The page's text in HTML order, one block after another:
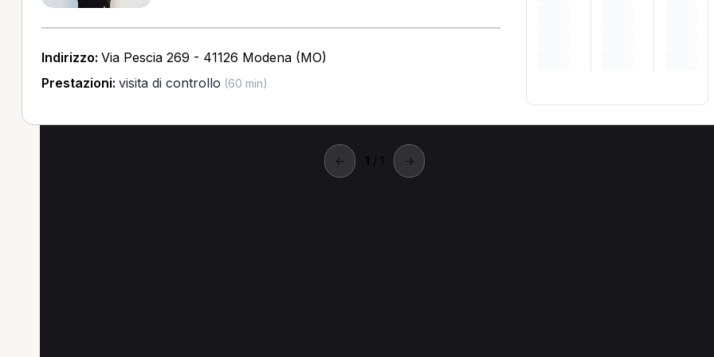
Indirizzo: Via Pescia 269 - 41126 Modena (MO)
Prestazioni: visita di controllo (60 min)
← 1 / 1 →